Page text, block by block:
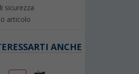
sicurezza
articolo
ANCHE